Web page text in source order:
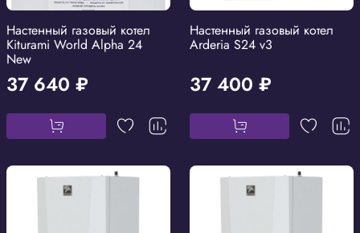
Настенный газовый котел
Kiturami World Alpha 24
New
37 640 ₽
Настенный газовый котел
Arderia S24 v3
37 400 ₽